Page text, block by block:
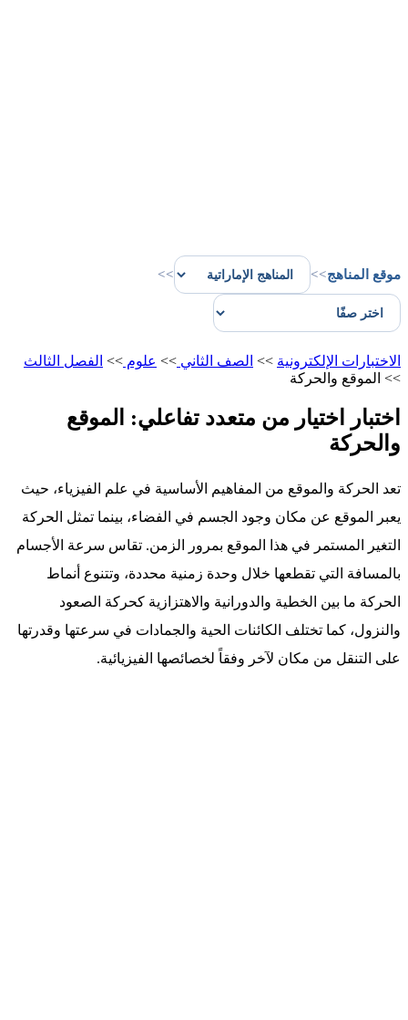
موقع المناهج>>
>>
الاختبارات الإلكترونية >> الصف الثاني >> علوم >> الفصل الثالث
>> الموقع والحركة
اختبار اختيار من متعدد تفاعلي: الموقع
والحركة
تعد الحركة والموقع من المفاهيم الأساسية في علم الفيزياء، حيث
يعبر الموقع عن مكان وجود الجسم في الفضاء، بينما تمثل الحركة
التغير المستمر في هذا الموقع بمرور الزمن. تقاس سرعة الأجسام
بالمسافة التي تقطعها خلال وحدة زمنية محددة، وتتنوع أنماط
الحركة ما بين الخطية والدورانية والاهتزازية كحركة الصعود
والنزول، كما تختلف الكائنات الحية والجمادات في سرعتها وقدرتها
على التنقل من مكان لآخر وفقاً لخصائصها الفيزيائية.